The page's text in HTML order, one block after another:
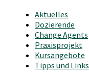
Aktuelles
Dozierende
Change Agents
Praxisprojekt
Kursangebote
Tipps und Links